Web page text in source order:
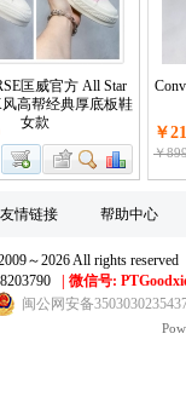
匡威官方 All Star
高帮经典厚底板鞋
女款
￥
￥
友情链接 帮助中心
～2026 All rights
微信号:
闽公网安备